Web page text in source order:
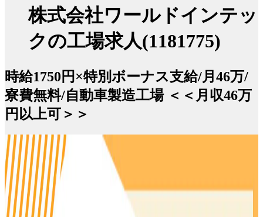
株式会社ワールドインテッ
クの工場求人(1181775)
時給1750円×特別ボーナス支給/月46万/
寮費無料/自動車製造工場 ＜＜月収46万
円以上可＞＞